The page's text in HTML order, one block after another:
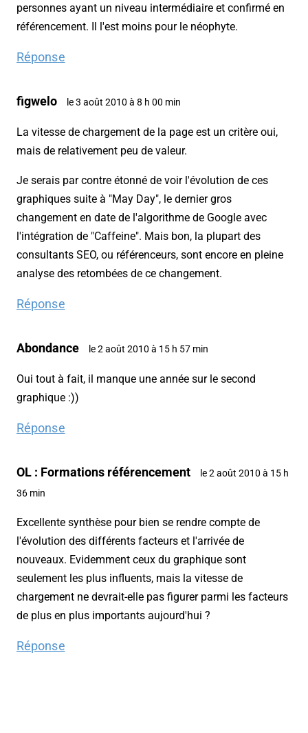
personnes ayant un niveau intermédiaire et confirmé en
référencement. Il l'est moins pour le néophyte.
Réponse
figwelo le 3 août 2010 à 8 h 00 min
La vitesse de chargement de la page est un critère oui,
mais de relativement peu de valeur.
Je serais par contre étonné de voir l'évolution de ces
graphiques suite à "May Day", le dernier gros
changement en date de l'algorithme de Google avec
l'intégration de "Caffeine". Mais bon, la plupart des
consultants SEO, ou référenceurs, sont encore en pleine
analyse des retombées de ce changement.
Réponse
Abondance le 2 août 2010 à 15 h 57 min
Oui tout à fait, il manque une année sur le second
graphique :))
Réponse
OL : Formations référencement
le 2 août 2010 à 15 h
36 min
Excellente synthèse pour bien se rendre compte de
l'évolution des différents facteurs et l'arrivée de
nouveaux. Evidemment ceux du graphique sont
seulement les plus influents, mais la vitesse de
chargement ne devrait-elle pas figurer parmi les facteurs
de plus en plus importants aujourd'hui ?
Réponse